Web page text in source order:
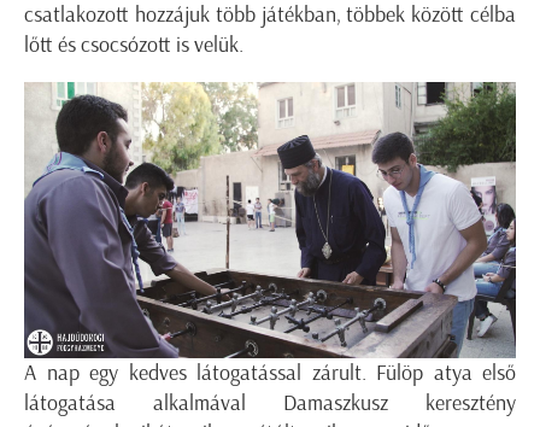
csatlakozott hozzájuk több játékban, többek között célba
lőtt és csocsózott is velük.
A nap egy kedves látogatással zárult. Fülöp atya első
látogatása alkalmával Damaszkusz keresztény